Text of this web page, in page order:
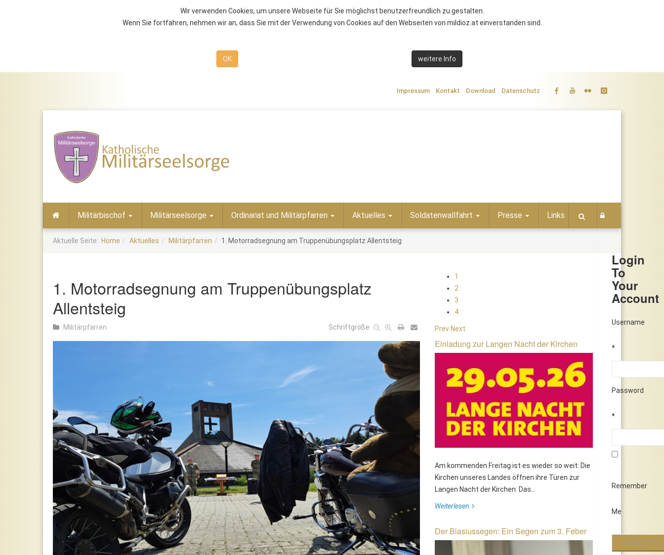
Wir verwenden Cookies, um unsere Webseite für Sie möglichst benutzerfreundlich zu gestalten.
Wenn Sie fortfahren, nehmen wir an, dass Sie mit der Verwendung von Cookies auf den Webseiten von mildioz.at einverstanden sind.
OK weitere Info
Impressum Kontakt Download Datenschutz
Login
To
Your
Account
Username
*
Password
*
Remember
Me
Home
Militärbischof Militärseelsorge Ordinariat und Militärpfarren Aktuelles Soldatenwallfahrt Presse Links
Aktuelle Seite: Home Aktuelles Militärpfarren 1. Motorradsegnung am Truppenübungsplatz Allentsteig
1. Motorradsegnung am Truppenübungsplatz
Allentsteig
Militärpfarren Schriftgröße
1
2
3
4
Prev Next
Einladung zur Langen Nacht der Kirchen
Am kommenden Freitag ist es wieder so weit: Die
Kirchen unseres Landes öffnen ihre Türen zur
Langen Nacht der Kirchen. Das...
Weiterlesen
Der Blasiussegen: Ein Segen zum 3. Feber